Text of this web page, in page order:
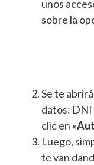
unos
sobre la
Se te
datos: DNI
clic en «
Luego,
te van